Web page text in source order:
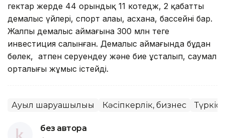
гектар жерде 44 орындық 11 котедж, 2 қабатты
демалыс үйлері, спорт алаңы, асхана, бассейні бар.
Жалпы демалыс аймағына 300 млн теңге
инвестиция салынған. Демалыс аймағында бұдан
бөлек, атпен серуендеу және бие ұсталып, саумал
орталығы жұмыс істейді.
Ауыл шаруашылығы Кәсіпкерлік, бизнес
без автора